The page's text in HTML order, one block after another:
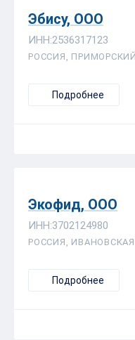
Эбису, ООО
ИНН:2536317123
РОССИЯ,
Подробнее
Экофид, ООО
ИНН:3702124980
РОССИЯ,
Подробнее